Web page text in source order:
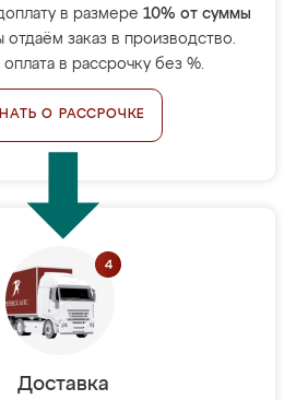
в размере 10% от суммы
отдаём заказ в производство.
в рассрочку без %.
О РАССРОЧКЕ
Доставка